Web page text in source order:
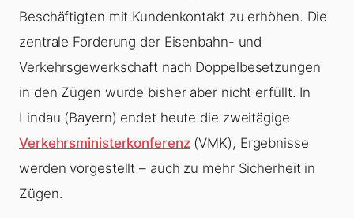
Beschäftigten mit Kundenkontakt zu erhöhen. Die
zentrale Forderung der Eisenbahn- und
Verkehrsgewerkschaft nach Doppelbesetzungen
in den Zügen wurde bisher aber nicht erfüllt. In
Lindau (Bayern) endet heute die zweitägige
Verkehrsministerkonferenz(VMK), Ergebnisse
werden vorgestellt – auch zu mehr Sicherheit in
Zügen.